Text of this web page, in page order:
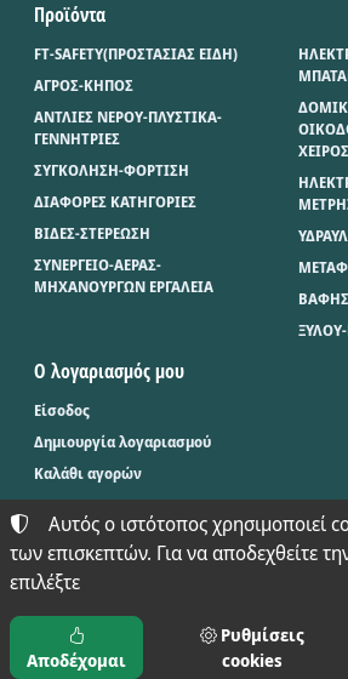
Προϊόντα
FT-SAFETY(ΠΡΟΣΤΑΣΙΑΣ ΕΙΔΗ)
ΑΓΡΟΣ-ΚΗΠΟΣ
ΑΝΤΛΙΕΣ ΝΕΡΟΥ-ΠΛΥΣΤΙΚΑ-
ΓΕΝΝΗΤΡΙΕΣ
ΣΥΓΚΟΛΗΣΗ-ΦΟΡΤΙΣΗ
ΔΙΑΦΟΡΕΣ ΚΑΤΗΓΟΡΙΕΣ
ΒΙΔΕΣ-ΣΤΕΡΕΩΣΗ
ΣΥΝΕΡΓΕΙΟ-ΑΕΡΑΣ-
ΜΗΧΑΝΟΥΡΓΩΝ ΕΡΓΑΛΕΙΑ
Ο λογαριασμός μου
Είσοδος
Δημιουργία λογαριασμού
Καλάθι αγορών
©2024-2026ΜΠΑΞΕΒΑΝΟΣ Φ. & Μ. Ο.Ε. -
ΑΡΙΘΜΌΣ ΓΕΜΗ:
ΡΥΘΜΊΣΕΙΣ COOKIES
TORUS e-shop
Αυτός ο ιστότοπος χρησιμοποιεί
των επισκεπτών. Για να αποδεχθείτε
επιλέξτε
Αποδέχομαι
Ρυθμίσεις
cookies